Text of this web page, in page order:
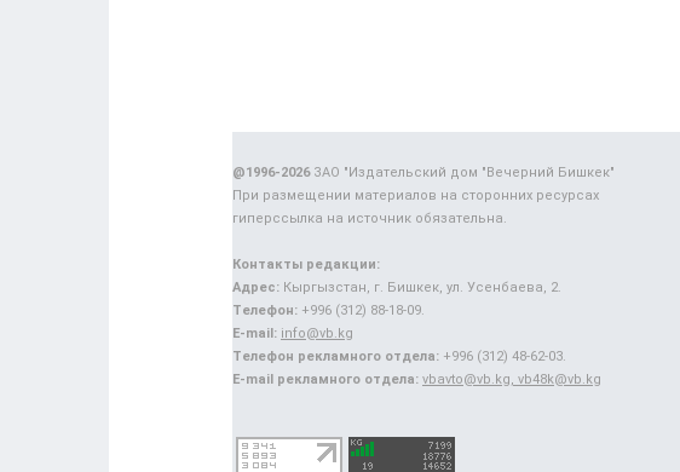
@1996-2026ЗАО "Издательский дом "Вечерний Бишкек"
При размещении материалов на сторонних ресурсах
гиперссылка на источник обязательна.
Контакты редакции:
Адрес: Кыргызстан, г. Бишкек, ул. Усенбаева, 2.
Телефон: +996 (312) 88-18-09.
E-mail: info@vb.kg
Телефон рекламного отдела: +996 (312) 48-62-03.
E-mail рекламного отдела: vbavto@vb.kg, vb48k@vb.kg